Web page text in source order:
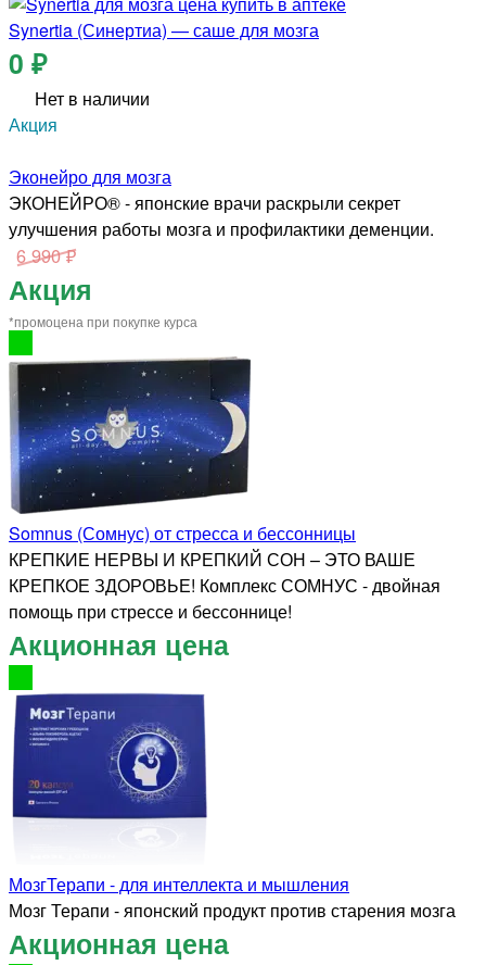
Synertia (Синертиа) — саше для мозга
0 ₽
Нет в наличии
Акция
Эконейро для мозга
ЭКОНЕЙРО® - японские врачи раскрыли секрет
улучшения работы мозга и профилактики деменции.
6 990 ₽
Акция
*промоцена при покупке курса
Somnus (Сомнус) от стресса и бессонницы
КРЕПКИЕ НЕРВЫ И КРЕПКИЙ СОН – ЭТО ВАШЕ
КРЕПКОЕ ЗДОРОВЬЕ! Комплекс СОМНУС - двойная
помощь при стрессе и бессоннице!
Акционная цена
МозгТерапи - для интеллекта и мышления
Мозг Терапи - японский продукт против старения мозга
Акционная цена